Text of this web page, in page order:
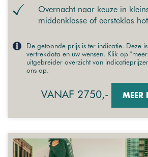
Overnacht naar keuze in
middenklasse of eersteklas
De getoonde prijs is ter indicatie. Deze
vertrekdata en uw wensen. Klik op
uitgebreider overzicht van
ons op.
VANAF 2750,- MEER